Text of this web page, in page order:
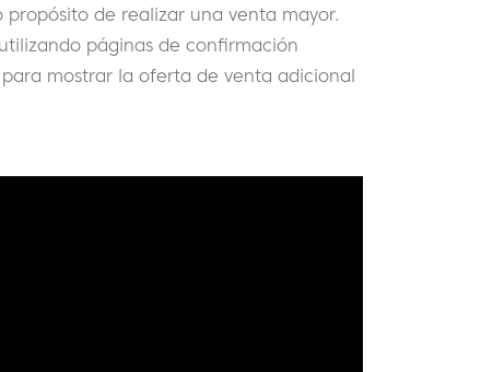
de realizar una venta mayor.
páginas de confirmación
mostrar la oferta de venta adicional